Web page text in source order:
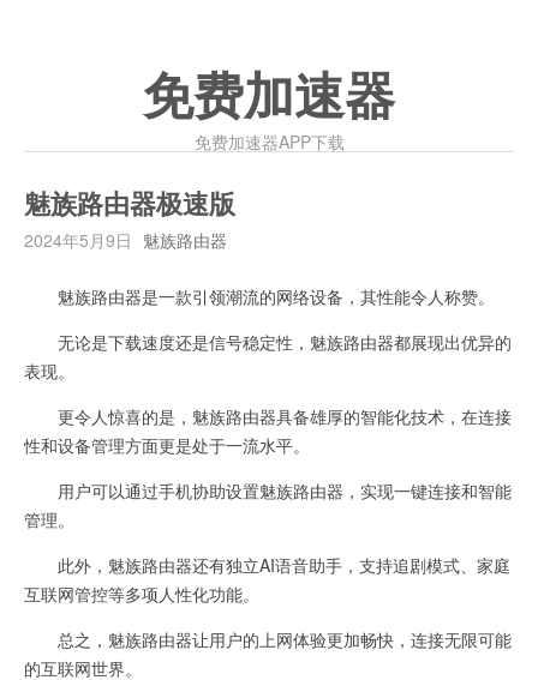
免费加速器
免费加速器APP下载
魅族路由器极速版
2024年5月9日 魅族路由器
魅族路由器是一款引领潮流的网络设备，其性能令人称赞。
无论是下载速度还是信号稳定性，魅族路由器都展现出优异的
表现。
更令人惊喜的是，魅族路由器具备雄厚的智能化技术，在连接
性和设备管理方面更是处于一流水平。
用户可以通过手机协助设置魅族路由器，实现一键连接和智能
管理。
此外，魅族路由器还有独立AI语音助手，支持追剧模式、家庭
互联网管控等多项人性化功能。
总之，魅族路由器让用户的上网体验更加畅快，连接无限可能
的互联网世界。